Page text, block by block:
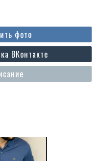
ВКонтакте
фото